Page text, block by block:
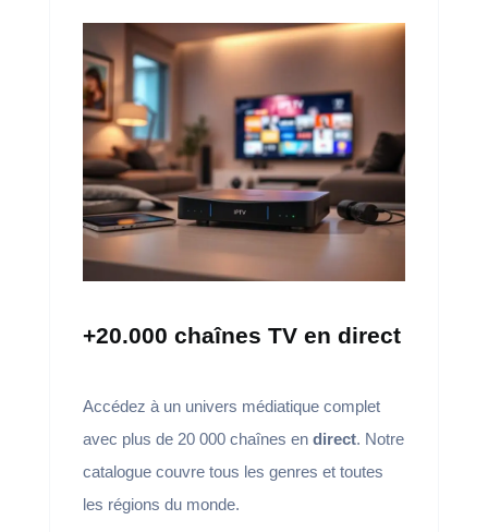
+20.000 chaînes TV en direct
Accédez à un univers médiatique complet
avec plus de 20 000 chaînes en direct. Notre
catalogue couvre tous les genres et toutes
les régions du monde.